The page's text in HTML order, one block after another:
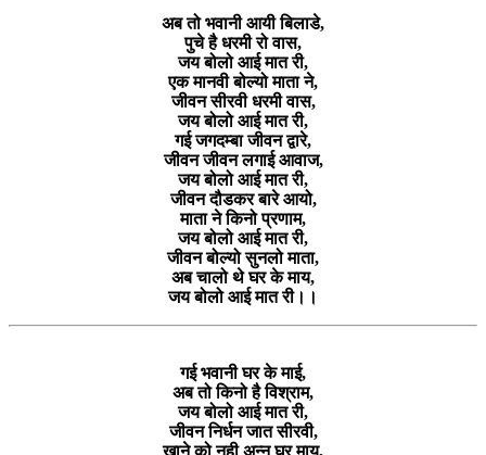
अब तो भवानी आयी बिलाडे,
पुचे है धरमी रो वास,
जय बोलो आई मात री,
एक मानवी बोल्यो माता ने,
जीवन सीरवी धरमी वास,
जय बोलो आई मात री,
गई जगदम्बा जीवन द्वारे,
जीवन जीवन लगाई आवाज,
जय बोलो आई मात री,
जीवन दौडकर बारे आयो,
माता ने किनो प्रणाम,
जय बोलो आई मात री,
जीवन बोल्यो सुनलो माता,
अब चालो थे घर के माय,
जय बोलो आई मात री।।
गई भवानी घर के माई,
अब तो किनो है विश्राम,
जय बोलो आई मात री,
जीवन निर्धन जात सीरवी,
खाने को नही अन्न घर माय,